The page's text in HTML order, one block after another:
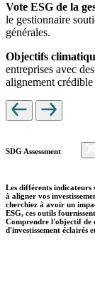
Vote ESG de la
le gestionnaire
générales.
Objectifs
entreprises avec
alignement
SDG Assessment
Les différents
à aligner vos
cherchiez à avoir un
ESG, ces outils
Comprendre l'objectif de
d'investissement éclairés